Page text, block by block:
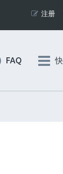
注册
FAQ